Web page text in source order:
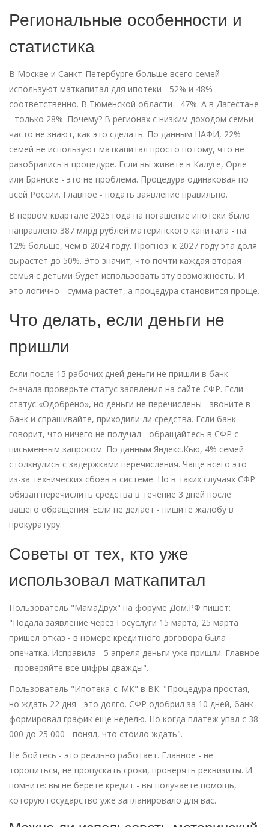
Региональные особенности и
статистика
В Москве и Санкт-Петербурге больше всего семей
используют маткапитал для ипотеки - 52% и 48%
соответственно. В Тюменской области - 47%. А в Дагестане
- только 28%. Почему? В регионах с низким доходом семьи
часто не знают, как это сделать. По данным НАФИ, 22%
семей не используют маткапитал просто потому, что не
разобрались в процедуре. Если вы живете в Калуге, Орле
или Брянске - это не проблема. Процедура одинаковая по
всей России. Главное - подать заявление правильно.
В первом квартале 2025 года на погашение ипотеки было
направлено 387 млрд рублей материнского капитала - на
12% больше, чем в 2024 году. Прогноз: к 2027 году эта доля
вырастет до 50%. Это значит, что почти каждая вторая
семья с детьми будет использовать эту возможность. И
это логично - сумма растет, а процедура становится проще.
Что делать, если деньги не
пришли
Если после 15 рабочих дней деньги не пришли в банк -
сначала проверьте статус заявления на сайте СФР. Если
статус «Одобрено», но деньги не перечислены - звоните в
банк и спрашивайте, приходили ли средства. Если банк
говорит, что ничего не получал - обращайтесь в СФР с
письменным запросом. По данным Яндекс.Кью, 4% семей
столкнулись с задержками перечисления. Чаще всего это
из-за технических сбоев в системе. Но в таких случаях СФР
обязан перечислить средства в течение 3 дней после
вашего обращения. Если не делает - пишите жалобу в
прокуратуру.
Советы от тех, кто уже
использовал маткапитал
Пользователь "МамаДвух" на форуме Дом.РФ пишет:
"Подала заявление через Госуслуги 15 марта, 25 марта
пришел отказ - в номере кредитного договора была
опечатка. Исправила - 5 апреля деньги уже пришли. Главное
- проверяйте все цифры дважды".
Пользователь "Ипотека_с_МК" в ВК: "Процедура простая,
но ждать 22 дня - это долго. СФР одобрил за 10 дней, банк
формировал график еще неделю. Но когда платеж упал с 38
000 до 25 000 - понял, что стоило ждать".
Не бойтесь - это реально работает. Главное - не
торопиться, не пропускать сроки, проверять реквизиты. И
помните: вы не берете кредит - вы получаете помощь,
которую государство уже запланировало для вас.